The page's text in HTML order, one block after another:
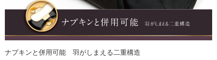
ナプキンと併用可能 羽がしまえる二重構造